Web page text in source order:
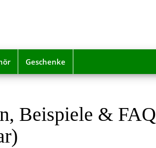
Geschenke
Beispiele & FAQ